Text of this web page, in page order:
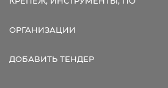
ОРГАНИЗАЦИИ
ДОБАВИТЬ ТЕНДЕР